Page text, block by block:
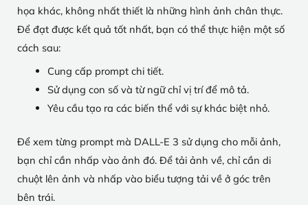
họa khác, không nhất thiết là những hình ảnh chân thực.
Để đạt được kết quả tốt nhất, bạn có thể thực hiện một số
cách sau:
Cung cấp prompt chi tiết.
Sử dụng con số và từ ngữ chỉ vị trí để mô tả.
Yêu cầu tạo ra các biến thể với sự khác biệt nhỏ.
Để xem từng prompt mà DALL-E 3 sử dụng cho mỗi ảnh,
bạn chỉ cần nhấp vào ảnh đó. Để tải ảnh về, chỉ cần di
chuột lên ảnh và nhấp vào biểu tượng tải về ở góc trên
bên trái.